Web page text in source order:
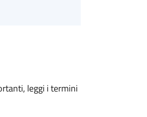
leggi i termini